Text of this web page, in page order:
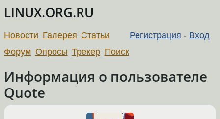
LINUX.ORG.RU
Регистрация - Вход
Новости Галерея Статьи
Форум Опросы Трекер Поиск
Информация о пользователе
Quote